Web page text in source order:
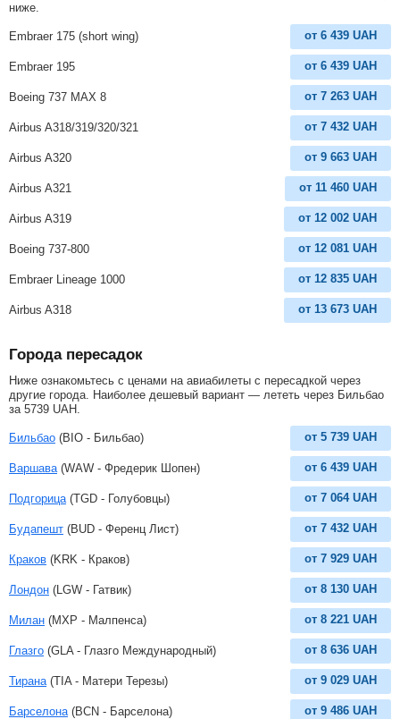
ниже.
Embraer 175 (short wing) от 6 439 UAH
Embraer 195 от 6 439 UAH
Boeing 737 MAX 8 от 7 263 UAH
Airbus A318/319/320/321 от 7 432 UAH
Airbus A320 от 9 663 UAH
Airbus A321 от 11 460 UAH
Airbus A319 от 12 002 UAH
Boeing 737-800 от 12 081 UAH
Embraer Lineage 1000 от 12 835 UAH
Airbus A318 от 13 673 UAH
Города пересадок
Ниже ознакомьтесь с ценами на авиабилеты с пересадкой через
другие города. Наиболее дешевый вариант — лететь через Бильбао
за 5739 UAH
Бильбао (BIO - Бильбао) от 5 739 UAH
Варшава (WAW - Фредерик Шопен) от 6 439 UAH
Подгорица (TGD - Голубовцы) от 7 064 UAH
Будапешт (BUD - Ференц Лист) от 7 432 UAH
Краков (KRK - Краков) от 7 929 UAH
Лондон (LGW - Гатвик) от 8 130 UAH
Милан (MXP - Малпенса) от 8 221 UAH
Глазго (GLA - Глазго Международный) от 8 636 UAH
Тирана (TIA - Матери Терезы) от 9 029 UAH
Барселона (BCN - Барселона) от 9 486 UAH